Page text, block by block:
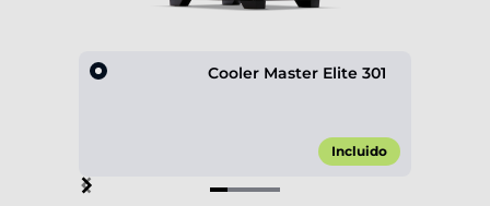
Cooler Master Elite 301
Incluido
Item